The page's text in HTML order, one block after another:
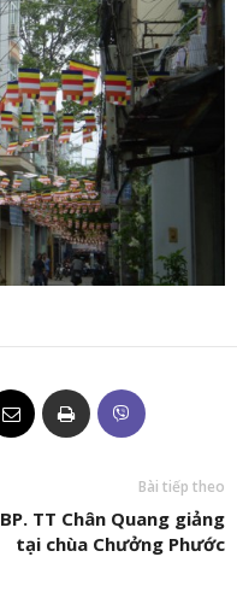
Bài tiếp theo
BP. TT Chân Quang giảng
tại chùa Chưởng Phước